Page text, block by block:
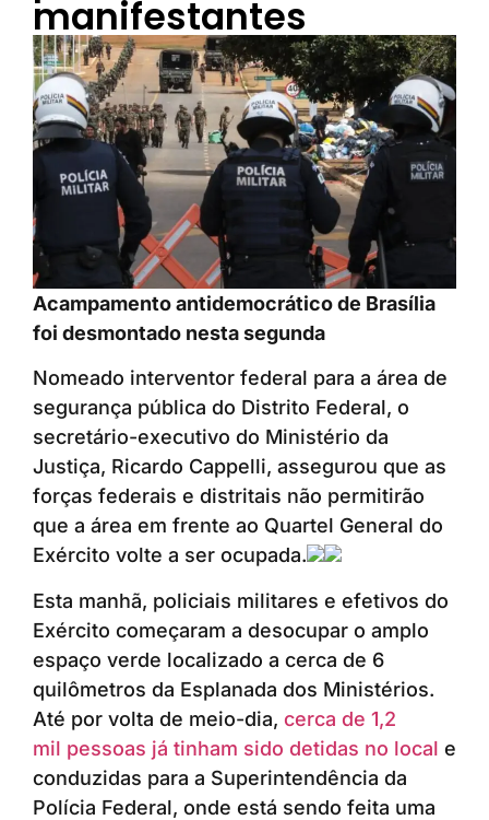
manifestantes
Acampamento antidemocrático de Brasília
foi desmontado nesta segunda
Nomeado interventor federal para a área de
segurança pública do Distrito Federal, o
secretário-executivo do Ministério da
Justiça, Ricardo Cappelli, assegurou que as
forças federais e distritais não permitirão
que a área em frente ao Quartel General do
Exército volte a ser ocupada.
Esta manhã, policiais militares e efetivos do
Exército começaram a desocupar o amplo
espaço verde localizado a cerca de 6
quilômetros da Esplanada dos Ministérios.
Até por volta de meio-dia, cerca de 1,2
mil pessoas já tinham sido detidas no local e
conduzidas para a Superintendência da
Polícia Federal, onde está sendo feita uma